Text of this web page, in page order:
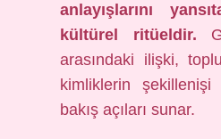
anlayışlarını
kültürel ritüeldir.
arasındaki ilişki,
kimliklerin şekillenişi
bakış açıları sunar.